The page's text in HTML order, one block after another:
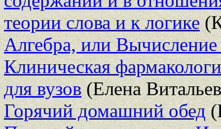
теории слова и к логике
Алгебра, или
Клиническая
для вузов(Елена
Горячий домашний обед